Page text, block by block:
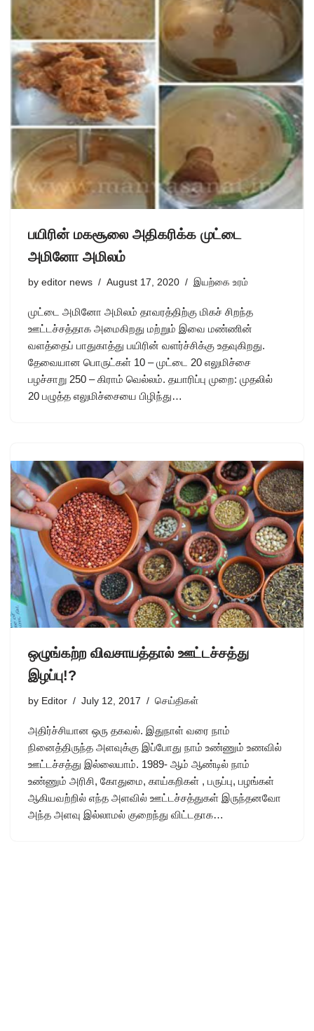
பயிரின் மகசூலை அதிகரிக்க முட்டை
அமினோ அமிலம்
by editor news August 17, 2020 இயற்கை உரம்
முட்டை அமினோ அமிலம் தாவரத்திற்கு மிகச் சிறந்த
ஊட்டச்சத்தாக அமைகிறது மற்றும் இவை மண்ணின்
வளத்தைப் பாதுகாத்து பயிரின் வளர்ச்சிக்கு உதவுகிறது.
தேவையான பொருட்கள் 10 – முட்டை 20 எலுமிச்சை
பழச்சாறு 250 – கிராம் வெல்லம். தயாரிப்பு முறை: முதலில்
20 பழுத்த எலுமிச்சையை பிழிந்து…
ஒழுங்கற்ற விவசாயத்தால் ஊட்டச்சத்து
இழப்பு!?
by Editor July 12, 2017 செய்திகள்
அதிர்ச்சியான ஒரு தகவல். இதுநாள் வரை நாம்
நினைத்திருந்த அளவுக்கு இப்போது நாம் உண்ணும் உணவில்
ஊட்டச்சத்து இல்லையாம். 1989- ஆம் ஆண்டில் நாம்
உண்ணும் அரிசி, கோதுமை, காய்கறிகள் , பருப்பு, பழங்கள்
ஆகியவற்றில் எந்த அளவில் ஊட்டச்சத்துகள் இருந்தனவோ
அந்த அளவு இல்லாமல் குறைந்து விட்டதாக…